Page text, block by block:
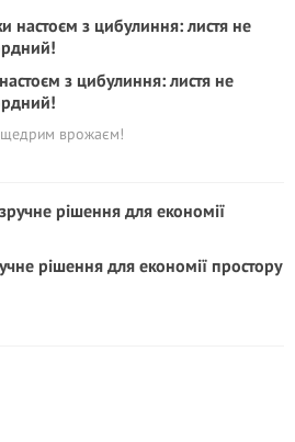
з цибулиння: листя не
щедрим врожаєм!
рішення для економії простору